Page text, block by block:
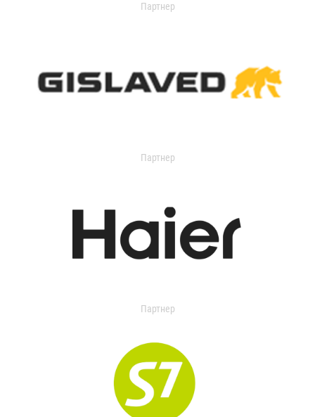
Партнер
Партнер
Партнер